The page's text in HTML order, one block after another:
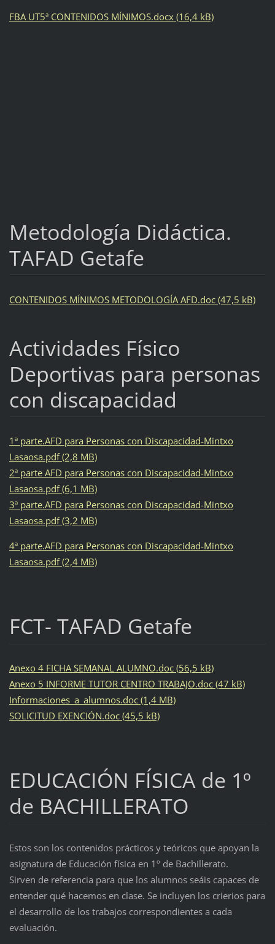
FBA UT5ª CONTENIDOS MÍNIMOS.docx (16,4 kB)
Metodología Didáctica.
TAFAD Getafe
CONTENIDOS MÍNIMOS METODOLOGÍA AFD.doc (47,5 kB)
Actividades Físico
Deportivas para personas
con discapacidad
1ª parte.AFD para Personas con Discapacidad-Mintxo
Lasaosa.pdf (2,8 MB)
2ª parte AFD para Personas con Discapacidad-Mintxo
Lasaosa.pdf (6,1 MB)
3ª parte.AFD para Personas con Discapacidad-Mintxo
Lasaosa.pdf (3,2 MB)
4ª parte.AFD para Personas con Discapacidad-Mintxo
Lasaosa.pdf (2,4 MB)
FCT- TAFAD Getafe
Anexo 4 FICHA SEMANAL ALUMNO.doc (56,5 kB)
Anexo 5 INFORME TUTOR CENTRO TRABAJO.doc (47 kB)
Informaciones_a_alumnos.doc (1,4 MB)
SOLICITUD EXENCIÓN.doc (45,5 kB)
EDUCACIÓN FÍSICA de 1º
de BACHILLERATO
Estos son los contenidos prácticos y teóricos que apoyan la
asignatura de Educación física en 1º de Bachillerato.
Sirven de referencia para que los alumnos seáis capaces de
entender qué hacemos en clase. Se incluyen los crierios para
el desarrollo de los trabajos correspondientes a cada
evaluación.